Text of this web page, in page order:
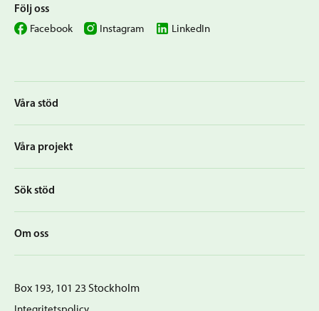
Våra stöd
Våra projekt
Sök stöd
Om oss
Följ oss
Facebook Instagram LinkedIn
Box 193, 101 23 Stockholm